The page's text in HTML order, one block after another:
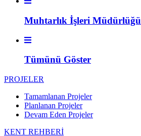
Muhtarlık İşleri Müdürlüğü
Tümünü Göster
PROJELER
Tamamlanan Projeler
Planlanan Projeler
Devam Eden Projeler
KENT REHBERİ